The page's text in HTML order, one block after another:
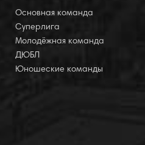
Основная команда
Суперлига
Молодёжная команда
ДЮБЛ
Юношеские команды